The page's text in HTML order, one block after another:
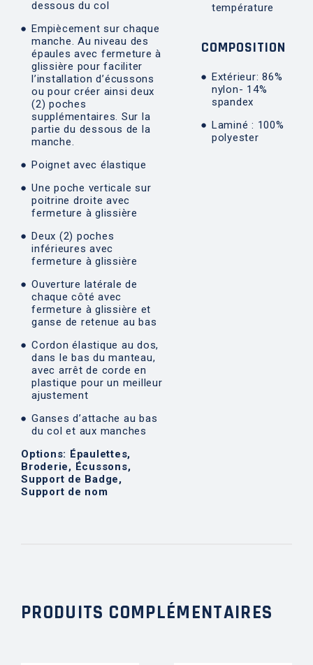
dessous du col
Empiècement sur chaque
manche. Au niveau des
épaules avec fermeture à
glissière pour faciliter
l’installation d’écussons
ou pour créer ainsi deux
(2) poches
supplémentaires. Sur la
partie du dessous de la
manche.
Poignet avec élastique
Une poche verticale sur
poitrine droite avec
fermeture à glissière
Deux (2) poches
inférieures avec
fermeture à glissière
Ouverture latérale de
chaque côté avec
fermeture à glissière et
ganse de retenue au bas
Cordon élastique au dos,
dans le bas du manteau,
avec arrêt de corde en
plastique pour un meilleur
ajustement
Ganses d’attache au bas
du col et aux manches
Options: Épaulettes,
Broderie, Écussons,
Support de Badge,
Support de nom
température
COMPOSITION
Extérieur: 86%
nylon- 14%
spandex
Laminé : 100%
polyester
PRODUITS COMPLÉMENTAIRES